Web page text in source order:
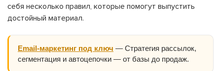
себя несколько правил, которые помогут выпустить
достойный материал.
Email-маркетинг под ключ — Стратегия рассылок,
сегментация и автоцепочки — от базы до продаж.